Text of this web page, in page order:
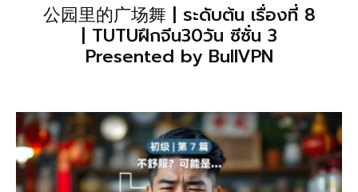
公园里的广场舞 | ระดับต้น เรื่องที่ 8
| TUTUฝึกจีน30วัน ซีซั่น 3
Presented by BullVPN